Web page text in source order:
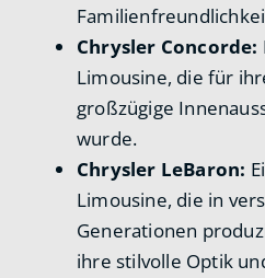
Chrysler Concorde:
Limousine, die für
großzügige
wurde.
Chrysler LeBaron:
Limousine, die in
Generationen
ihre stilvolle Optik